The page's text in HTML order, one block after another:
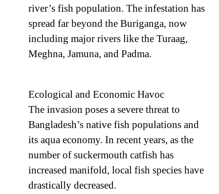
river’s fish population. The infestation has
spread far beyond the Buriganga, now
including major rivers like the Turaag,
Meghna, Jamuna, and Padma.
Ecological and Economic Havoc
The invasion poses a severe threat to
Bangladesh’s native fish populations and
its aqua economy. In recent years, as the
number of suckermouth catfish has
increased manifold, local fish species have
drastically decreased.